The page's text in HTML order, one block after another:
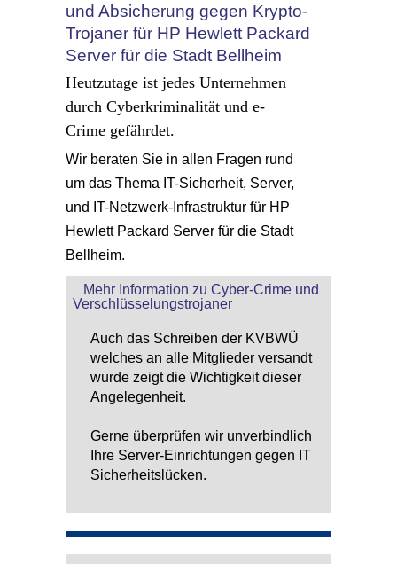
und Absicherung gegen Krypto-
Trojaner für HP Hewlett Packard
Server für die Stadt Bellheim
Heutzutage ist jedes Unternehmen
durch Cyberkriminalität und e-
Crime gefährdet.
Wir beraten Sie in allen Fragen rund
um das Thema IT-Sicherheit, Server,
und IT-Netzwerk-Infrastruktur für HP
Hewlett Packard Server für die Stadt
Bellheim.
Mehr Information zu Cyber-Crime und
Verschlüsselungstrojaner
Auch das Schreiben der KVBWÜ
welches an alle Mitglieder versandt
wurde zeigt die Wichtigkeit dieser
Angelegenheit.
Gerne überprüfen wir unverbindlich
Ihre Server-Einrichtungen gegen IT
Sicherheitslücken.